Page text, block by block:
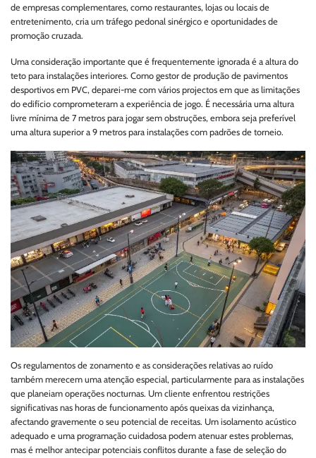
de empresas complementares, como restaurantes, lojas ou locais de
entretenimento, cria um tráfego pedonal sinérgico e oportunidades de
promoção cruzada.
Uma consideração importante que é frequentemente ignorada é a altura do
teto para instalações interiores. Como gestor de produção de pavimentos
desportivos em PVC, deparei-me com vários projectos em que as limitações
do edifício comprometeram a experiência de jogo. É necessária uma altura
livre mínima de 7 metros para jogar sem obstruções, embora seja preferível
uma altura superior a 9 metros para instalações com padrões de torneio.
Os regulamentos de zonamento e as considerações relativas ao ruído
também merecem uma atenção especial, particularmente para as instalações
que planeiam operações nocturnas. Um cliente enfrentou restrições
significativas nas horas de funcionamento após queixas da vizinhança,
afectando gravemente o seu potencial de receitas. Um isolamento acústico
adequado e uma programação cuidadosa podem atenuar estes problemas,
mas é melhor antecipar potenciais conflitos durante a fase de seleção do